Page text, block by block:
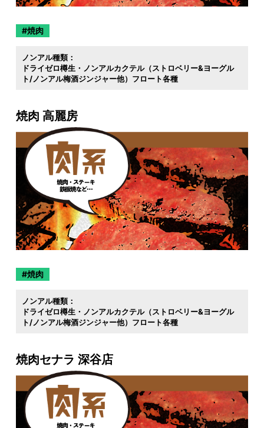
焼肉
ノンアル種類：
ドライゼロ樽生・ノンアルカクテル（ストロベリー&ヨーグル
ト/ノンアル梅酒ジンジャー他）フロート各種
焼肉 高麗房
焼肉
ノンアル種類：
ドライゼロ樽生・ノンアルカクテル（ストロベリー&ヨーグル
ト/ノンアル梅酒ジンジャー他）フロート各種
焼肉セナラ 深谷店